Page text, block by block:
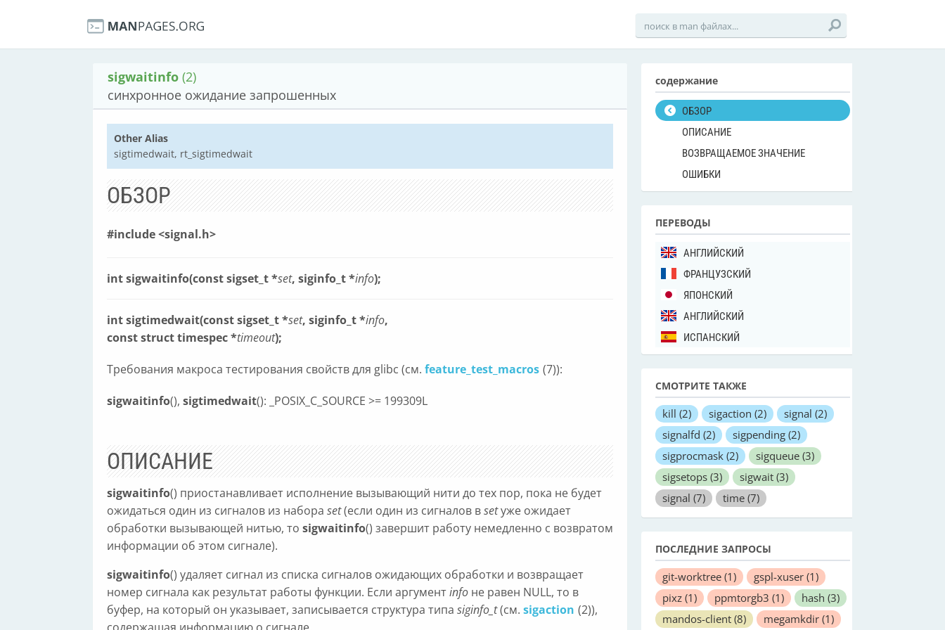
sigwaitinfo (2)
синхронное ожидание запрошенных
Other Alias
sigtimedwait, rt_sigtimedwait
ОБЗОР
#include <signal.h>
int sigwaitinfo(const sigset_t *set, siginfo_t *info);
int sigtimedwait(const sigset_t *set, siginfo_t *info,
const struct timespec *timeout);
Требования макроса тестирования свойств для glibc (см. feature_test_macros (7)):
sigwaitinfo(), sigtimedwait(): _POSIX_C_SOURCE >= 199309L
ОПИСАНИЕ
sigwaitinfo() приостанавливает исполнение вызывающий нити до тех пор, пока не будет
ожидаться один из сигналов из набора set(если один из сигналов вsetуже ожидает
обработки вызывающей нитью, то sigwaitinfo() завершит работу немедленно с возвратом
информации об этом сигнале).
sigwaitinfo() удаляет сигнал из списка сигналов ожидающих обработки и возвращает
номер сигнала как результат работы функции. Если аргументinfo не равен NULL, то в
буфер, на который он указывает, записывается структура типа siginfo_t(см. sigaction (2)),
содержание
ОБЗОР
ОПИСАНИЕ
ВОЗВРАЩАЕМОЕ ЗНАЧЕНИЕ
ОШИБКИ
ПЕРЕВОДЫ
АНГЛИЙСКИЙ
ФРАНЦУЗСКИЙ
ЯПОНСКИЙ
АНГЛИЙСКИЙ
ИСПАНСКИЙ
СМОТРИТЕ ТАКЖЕ
kill (2) sigaction (2) signal (2)
signalfd (2) sigpending (2)
sigprocmask (2) sigqueue (3)
sigsetops (3) sigwait (3)
signal (7) time (7)
ПОСЛЕДНИЕ ЗАПРОСЫ
git-worktree (1) gspl-xuser (1)
pixz (1) ppmtorgb3 (1) hash (3)
mandos-client (8) megamkdir (1)